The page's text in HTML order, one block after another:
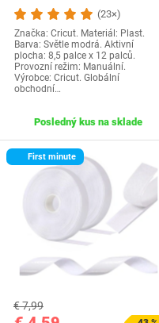
rôznych…
(23×)
Značka: Cricut. Materiál: Plast.
Barva: Světle modrá. Aktivní
plocha: 8,5 palce x 12 palců.
Provozní režim: Manuální.
Výrobce: Cricut. Globální
obchodní…
Posledný kus na sklade
First minute
€ 7,99